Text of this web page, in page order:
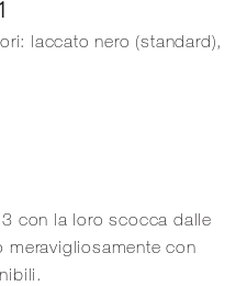
laccato nero (standard),
con la loro scocca dalle
meravigliosamente con